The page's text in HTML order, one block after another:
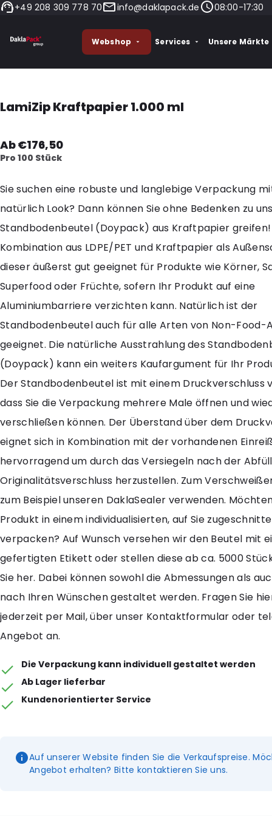
+49 208 309 778 70 info@daklapack.de 08:00-17:30
Webshop Services Unsere Märkte
LamiZip Kraftpapier 1.000 ml
Ab €176,50
Pro 100 Stück
Sie suchen eine robuste und langlebige Verpackung
natürlich Look? Dann können Sie ohne Bedenken zu
Standbodenbeutel (Doypack) aus Kraftpapier
Kombination aus LDPE/PET und Kraftpapier als
dieser äußerst gut geeignet für Produkte wie Körner,
Superfood oder Früchte, sofern Ihr Produkt auf eine
Aluminiumbarriere verzichten kann. Natürlich ist der
Standbodenbeutel auch für alle Arten von Non-Food-
geeignet. Die natürliche Ausstrahlung des
(Doypack) kann ein weiters Kaufargument für Ihr
Der Standbodenbeutel ist mit einem Druckverschluss
dass Sie die Verpackung mehrere Male öffnen und
verschließen können. Der Überstand über dem
eignet sich in Kombination mit der vorhandenen
hervorragend um durch das Versiegeln nach der
Originalitätsverschluss herzustellen. Zum
zum Beispiel unseren DaklaSealer verwenden.
Produkt in einem individualisierten, auf Sie
verpacken? Auf Wunsch versehen wir den Beutel mit
gefertigten Etikett oder stellen diese ab ca. 5000
Sie her. Dabei können sowohl die Abmessungen als
nach Ihren Wünschen gestaltet werden. Fragen Sie
jederzeit per Mail, über unser Kontaktformular oder
Angebot an.
Die Verpackung kann individuell gestaltet werden
Ab Lager lieferbar
Kundenorientierter Service
Auf unserer Website finden Sie die Verkaufspreise.
Angebot erhalten? Bitte kontaktieren Sie uns.